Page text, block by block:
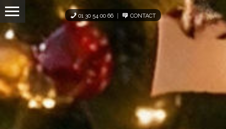
Panneau de gestion des cookies
01 30 54 00 66 CONTACT